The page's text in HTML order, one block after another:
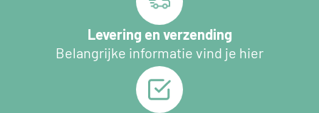
Levering en verzending
Belangrijke informatie vind je hier